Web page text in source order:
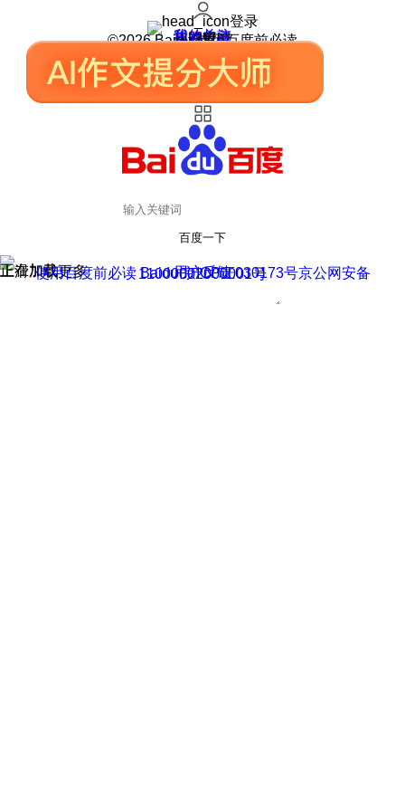
登录
我的关注
我的收藏
皮肤中心
用户反馈
设置
©2026 Baidu 使用百度前必读
百度一下
正在加载
上滑加载更多 用户反馈
使用百度前必读 Baidu 京ICP证030173号
京公网安备11000002000001号